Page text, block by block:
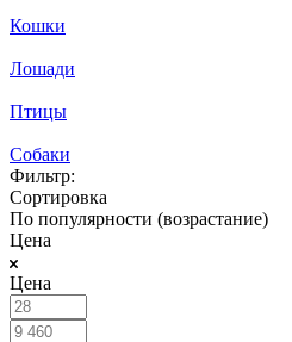
Кошки
Лошади
Птицы
Собаки
Фильтр:
Сортировка
По популярности (возрастание)
Цена
Цена